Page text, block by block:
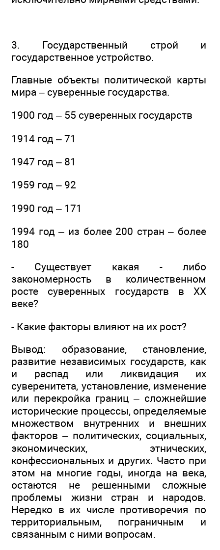
3. Государственный строй и
государственное устройство.
Главные объекты политической карты
мира – суверенные государства.
1900 год – 55 суверенных государств
1914 год – 71
1947 год – 81
1959 год – 92
1990 год – 171
1994 год – из более 200 стран – более
180
- Существует какая - либо
закономерность в количественном
росте суверенных государств в ХХ
веке?
- Какие факторы влияют на их рост?
Вывод: образование, становление,
развитие независимых государств, как
и распад или ликвидация их
суверенитета, установление, изменение
или перекройка границ – сложнейшие
исторические процессы, определяемые
множеством внутренних и внешних
факторов – политических, социальных,
экономических, этнических,
конфессиональных и других. Часто при
этом на многие годы, иногда на века,
остаются не решенными сложные
проблемы жизни стран и народов.
Нередко в их числе противоречия по
территориальным, пограничным и
связанным с ними вопросам.